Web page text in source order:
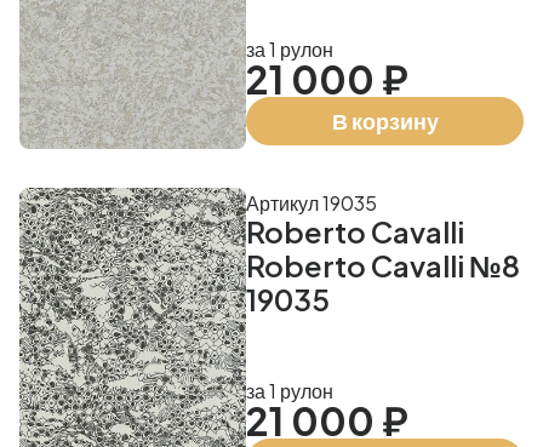
за 1 рулон
21 000 ₽
В корзину
Roberto Cavalli
Roberto Cavalli №8
19035
Артикул 19035
за 1 рулон
21 000 ₽